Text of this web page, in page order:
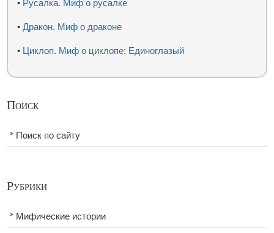
• Русалка. Миф о русалке
•Дракон. Миф о драконе
• Циклоп. Миф о циклопе: Единоглазый
Поиск
Поиск по сайту
Рубрики
Мифические истории